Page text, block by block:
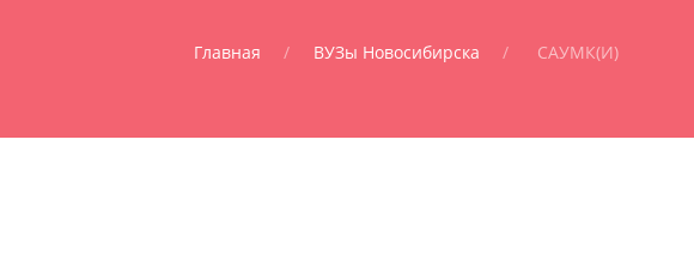
Главная ВУЗы Новосибирска САУМК(И)